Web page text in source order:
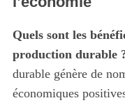
Quels sont les
production durable
durable génère de
économiques